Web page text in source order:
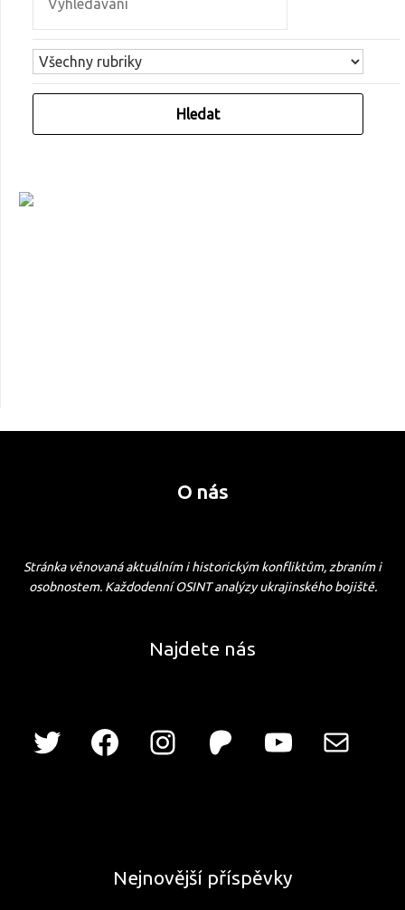
O nás
Stránka věnovaná aktuálním i historickým konfliktům, zbraním i
osobnostem. Každodenní OSINT analýzy ukrajinského bojiště.
Najdete nás
Nejnovější příspěvky